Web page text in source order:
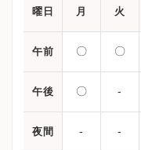
曜日 月 火
午前 〇 〇
午後 〇 -
夜間 - -